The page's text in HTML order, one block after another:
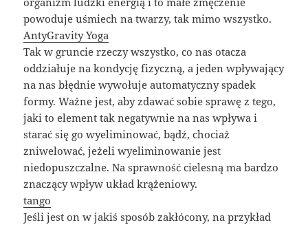
powoduje uśmiech na twarzy, tak mimo wszystko.
AntyGravity Yoga
Tak w gruncie rzeczy wszystko, co nas otacza
oddziałuje na kondycję fizyczną, a jeden wpływający
na nas błędnie wywołuje automatyczny spadek
formy. Ważne jest, aby zdawać sobie sprawę z tego,
jaki to element tak negatywnie na nas wpływa i
starać się go wyeliminować, bądź, chociaż
zniwelować, jeżeli wyeliminowanie jest
niedopuszczalne. Na sprawność cielesną ma bardzo
znaczący wpływ układ krążeniowy.
tango
Jeśli jest on w jakiś sposób zakłócony, na przykład